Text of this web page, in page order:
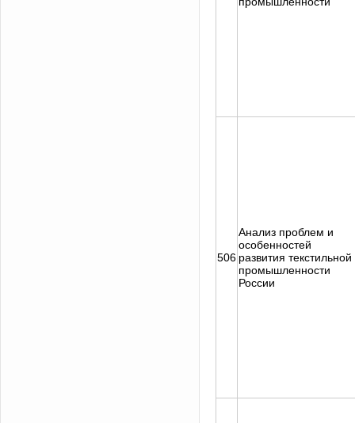
506
Анализ проблем и
особенностей
развития текстильной
промышленности
России